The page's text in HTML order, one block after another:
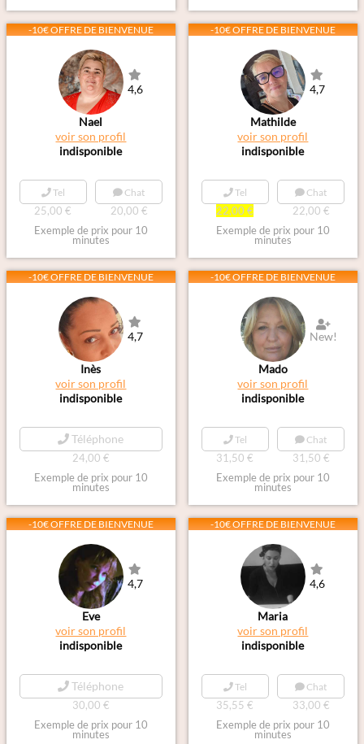
-10€ OFFRE DE BIENVENUE
4,6
Nael
voir son profil
indisponible
Tel
25,00 €
Chat
20,00 €
Exemple de prix pour 10
minutes
-10€ OFFRE DE BIENVENUE
4,7
Mathilde
voir son profil
indisponible
Tel
22,00 €
Chat
22,00 €
Exemple de prix pour 10
minutes
-10€ OFFRE DE BIENVENUE
4,7
Inès
voir son profil
indisponible
Téléphone
24,00 €
Exemple de prix pour 10
minutes
-10€ OFFRE DE BIENVENUE
New!
Mado
voir son profil
indisponible
Tel
31,50 €
Chat
31,50 €
Exemple de prix pour 10
minutes
-10€ OFFRE DE BIENVENUE
4,7
Eve
voir son profil
indisponible
Téléphone
30,00 €
Exemple de prix pour 10
minutes
-10€ OFFRE DE BIENVENUE
4,6
Maria
voir son profil
indisponible
Tel
35,55 €
Chat
33,00 €
Exemple de prix pour 10
minutes